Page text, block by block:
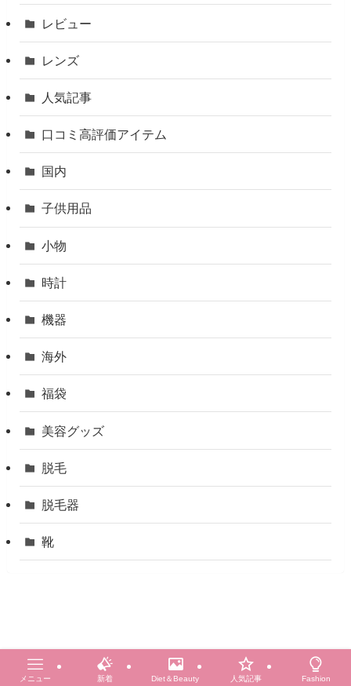
レビュー
レンズ
人気記事
口コミ高評価アイテム
国内
子供用品
小物
時計
機器
海外
福袋
美容グッズ
脱毛
脱毛器
靴
メニュー 新着 Diet＆Beauty 人気記事 Fashion